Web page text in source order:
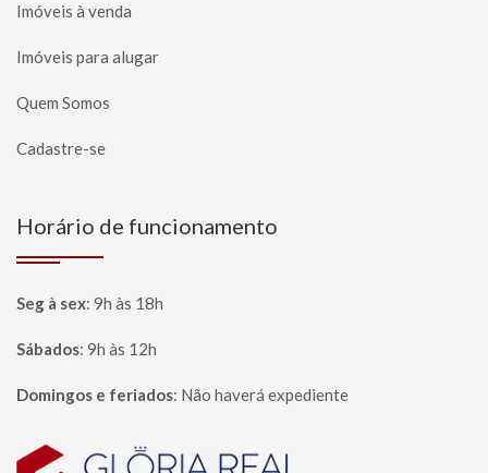
Imóveis à venda
Imóveis para alugar
Quem Somos
Cadastre-se
Horário de funcionamento
Seg à sex: 9h às 18h
Sábados: 9h às 12h
Domingos e feriados: Não haverá expediente
Página inicial